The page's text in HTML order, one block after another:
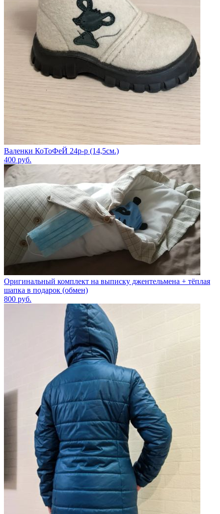
Валенки КоТоФеЙ 24р-р (14,5см.)
400 руб.
Оригинальный комплект на выписку джентельмена + тёплая
шапка в подарок (обмен)
800 руб.